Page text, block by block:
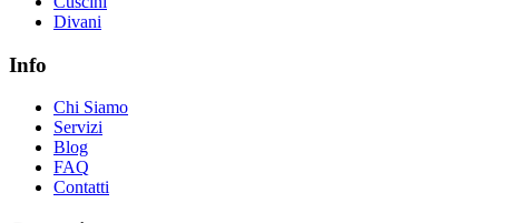
Divani
Info
Chi Siamo
Servizi
Blog
FAQ
Contatti